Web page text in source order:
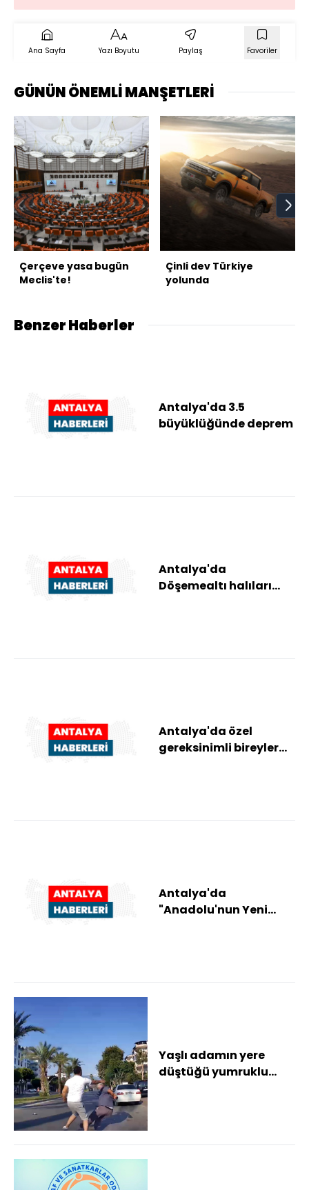
Ana Sayfa Yazı Boyutu Paylaş Favoriler
GÜNÜN ÖNEMLİ MANŞETLERİ
Çerçeve yasa bugün
Meclis'te!
Çinli dev Türkiye
yolunda
Benzer Haberler
Antalya'da 3.5
büyüklüğünde deprem
Antalya'da
Döşemealtı halıları
Antalya'da özel
gereksinimli bireyler
Antalya'da
"Anadolu'nun Yeni
Yaşlı adamın yere
düştüğü yumruklu